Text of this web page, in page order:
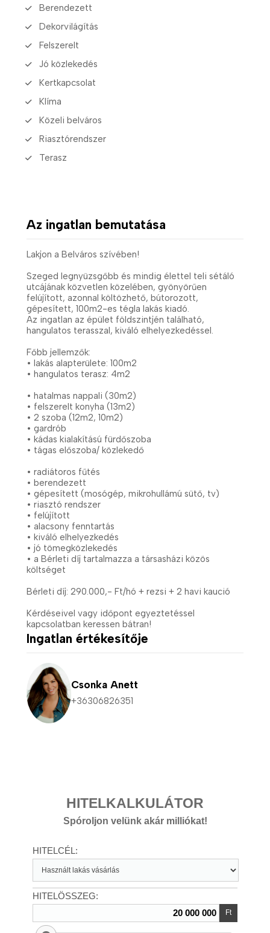
Berendezett
Dekorvilágítás
Felszerelt
Jó közlekedés
Kertkapcsolat
Klíma
Közeli belváros
Riasztórendszer
Terasz
Az ingatlan bemutatása
Lakjon a Belváros szívében!
Szeged legnyüzsgőbb és mindig élettel teli sétáló
utcájának közvetlen közelében, gyönyörűen
felújított, azonnal költözhető, bútorozott,
gépesített, 100m2-es tégla lakás kiadó.
Az ingatlan az épület földszintjén található,
hangulatos terasszal, kiváló elhelyezkedéssel.
Főbb jellemzők:
• lakás alapterülete: 100m2
• hangulatos terasz: 4m2
• hatalmas nappali (30m2)
• felszerelt konyha (13m2)
• 2 szoba (12m2, 10m2)
• gardrób
• kádas kialakítású fürdőszoba
• tágas előszoba/ közlekedő
• radiátoros fűtés
• berendezett
• gépesített (mosógép, mikrohullámú sütő, tv)
• riasztó rendszer
• felújított
• alacsony fenntartás
• kiváló elhelyezkedés
• jó tömegközlekedés
• a Bérleti díj tartalmazza a társasházi közös
költséget
Bérleti díj: 290.000,- Ft/hó + rezsi + 2 havi kaució
Kérdéseivel vagy időpont egyeztetéssel
kapcsolatban keressen bátran!
Ingatlan értékesítője
Csonka Anett
+36306826351